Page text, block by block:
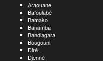
Araouane
Bafoulabé
Bamako
Banamba
Bandiagara
Bougouni
Diré
Djenné